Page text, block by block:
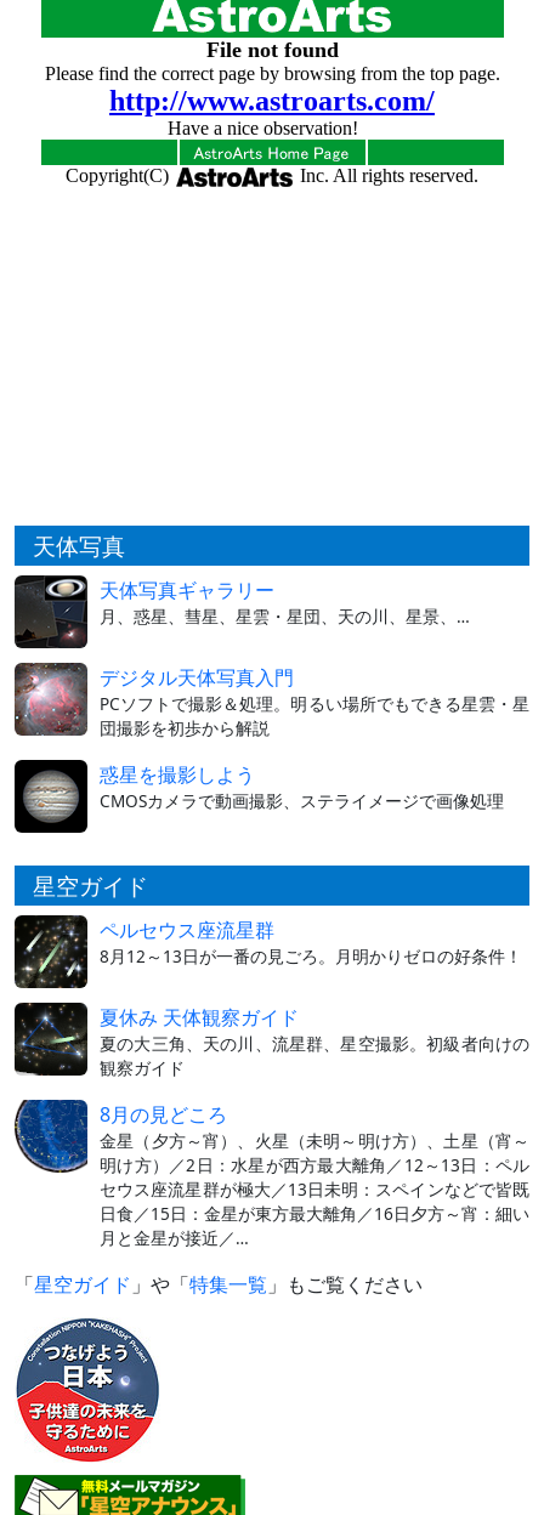
天体写真
天体写真ギャラリー
月、惑星、彗星、星雲・星団、天の川、星景、…
デジタル天体写真入門
PCソフトで撮影＆処理。明るい場所でもできる星雲・星
団撮影を初歩から解説
惑星を撮影しよう
CMOSカメラで動画撮影、ステライメージで画像処理
星空ガイド
ペルセウス座流星群
8月12～13日が一番の見ごろ。月明かりゼロの好条件！
夏休み 天体観察ガイド
夏の大三角、天の川、流星群、星空撮影。初級者向けの
観察ガイド
8月の見どころ
金星（夕方～宵）、火星（未明～明け方）、土星（宵～
明け方）／2日：水星が西方最大離角／12～13日：ペル
セウス座流星群が極大／13日未明：スペインなどで皆既
日食／15日：金星が東方最大離角／16日夕方～宵：細い
月と金星が接近／…
「星空ガイド 」や「特集一覧 」もご覧ください